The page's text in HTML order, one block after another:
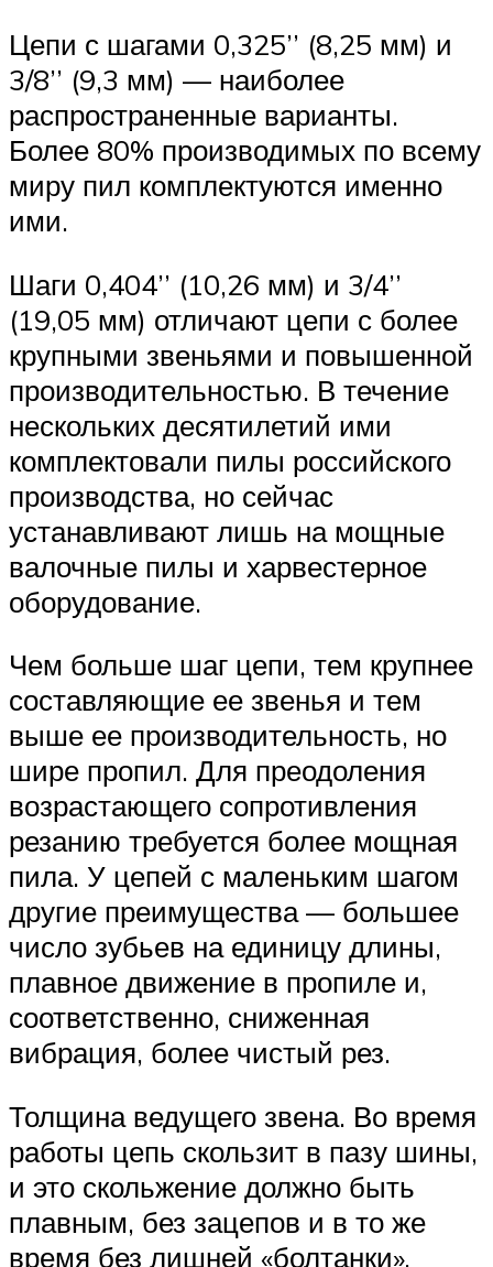
Цепи с шагами 0,325’’ (8,25 мм) и
3/8’’ (9,3 мм) — наиболее
распространенные варианты.
Более 80% производимых по всему
миру пил комплектуются именно
ими.
Шаги 0,404’’ (10,26 мм) и 3/4’’
(19,05 мм) отличают цепи с более
крупными звеньями и повышенной
производительностью. В течение
нескольких десятилетий ими
комплектовали пилы российского
производства, но сейчас
устанавливают лишь на мощные
валочные пилы и харвестерное
оборудование.
Чем больше шаг цепи, тем крупнее
составляющие ее звенья и тем
выше ее производительность, но
шире пропил. Для преодоления
возрастающего сопротивления
резанию требуется более мощная
пила. У цепей с маленьким шагом
другие преимущества — большее
число зубьев на единицу длины,
плавное движение в пропиле и,
соответственно, сниженная
вибрация, более чистый рез.
Толщина ведущего звена. Во время
работы цепь скользит в пазу шины,
и это скольжение должно быть
плавным, без зацепов и в то же
время без лишней «болтанки».